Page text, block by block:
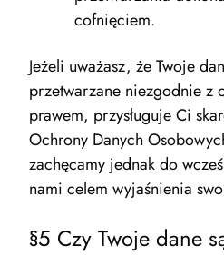
cofnięciem.
Jeżeli uważasz, że Twoje
przetwarzane niezgodnie z
prawem, przysługuje Ci
Ochrony Danych
zachęcamy jednak do
nami celem wyjaśnienia
§5 Czy Twoje dane